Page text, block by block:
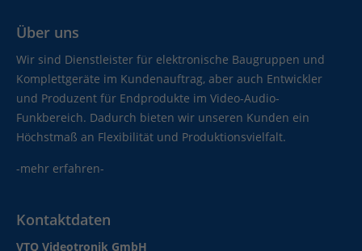
Über uns
Wir sind Dienstleister für elektronische Baugruppen und
Komplettgeräte im Kundenauftrag, aber auch Entwickler
und Produzent für Endprodukte im Video-Audio-
Funkbereich. Dadurch bieten wir unseren Kunden ein
Höchstmaß an Flexibilität und Produktionsvielfalt.
-mehr erfahren-
Kontaktdaten
VTQ Videotronik GmbH